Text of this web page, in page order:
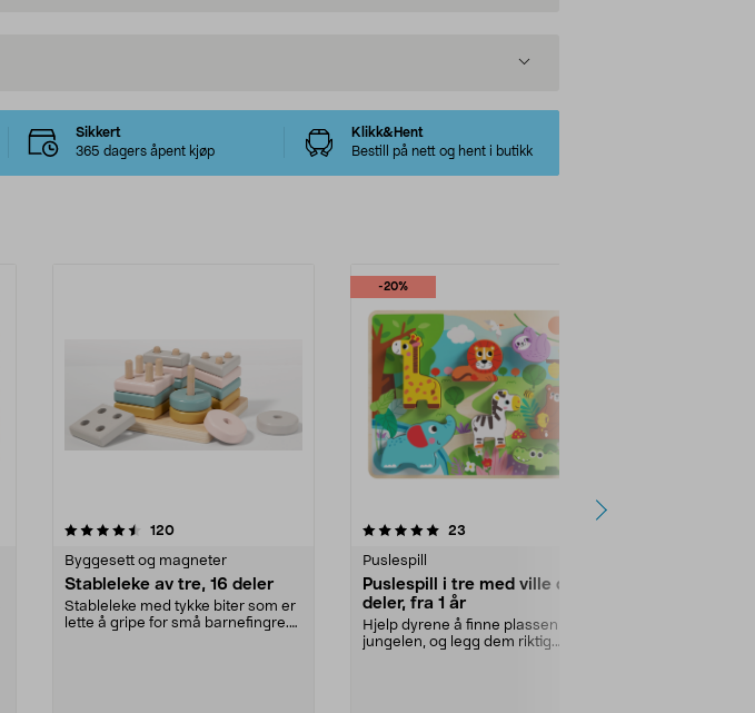
Sikkert
365 dagers åpent kjøp
Klikk&Hent
Bestill på nett og hent i butikk
120anmeldelser
Byggesett og magneter
Stableleke av tre, 16 deler
Stableleke med tykke biter som er
lette å gripe for små barnefingre.
-20%
5.0 av 5 stjerner 23
Puslespill
Puslespill i tre med ville dyr, 7
deler, fra 1 år
Hjelp dyrene å finne plassen sin i
jungelen, og legg dem riktig.
4.5 av 5 stjerner